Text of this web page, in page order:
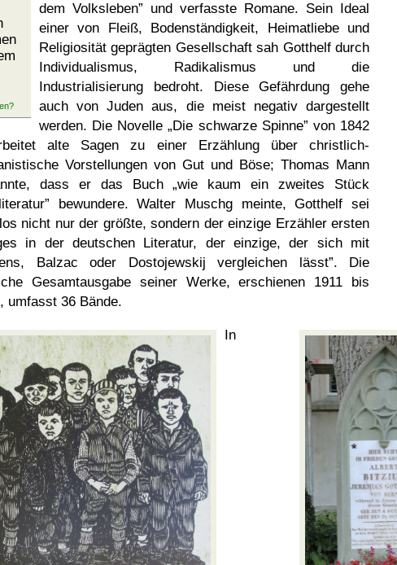
dem Volksleben
und verfasste Romane. Sein Ideal
einer von Fleiß, Bodenständigkeit, Heimatliebe und
Religiosität geprägten Gesellschaft sah Gotthelf durch
Individualismus, Radikalismus und die
Industrialisierung bedroht. Diese Gefährdung gehe
auch von Juden aus, die meist negativ dargestellt
werden. Die Novelle Die schwarze Spinne
von 1842
alte Sagen zu einer Erzählung über christlich-
Vorstellungen von Gut und Böse; Thomas Mann
dass er das Buch wie kaum ein zweites Stück
bewundere. Walter Muschg meinte, Gotthelf sei
nicht nur der größte, sondern der einzige Erzähler ersten
in der deutschen Literatur, der einzige, der sich mit
Balzac oder Dostojewskij vergleichen lässt . Die
Gesamtausgabe seiner Werke, erschienen 1911 bis
umfasst 36 Bände.
In